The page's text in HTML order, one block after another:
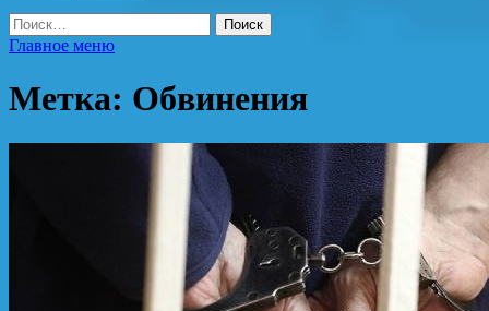
Найти:
Главное меню
Метка: Обвинения